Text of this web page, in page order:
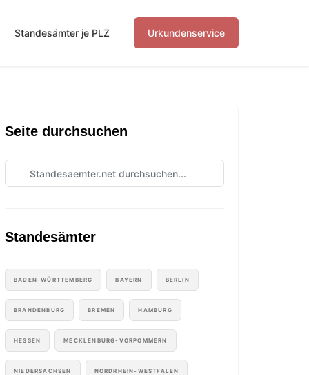
Standesämter je PLZ Urkundenservice
Seite durchsuchen
Standesämter
BADEN-WÜRTTEMBERG BAYERN BERLIN
BRANDENBURG BREMEN HAMBURG
HESSEN MECKLENBURG-VORPOMMERN
NIEDERSACHSEN NORDRHEIN-WESTFALEN